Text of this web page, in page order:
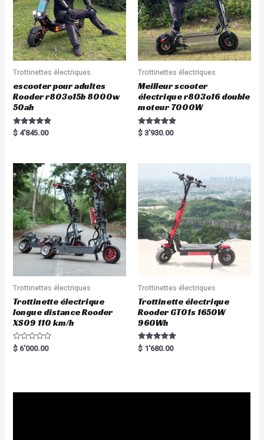
Trottinettes électriques
escooter pour adultes
Rooder r803o15b 8000w
50ah
Rated
5.00
$ 4'845.00
Trottinettes électriques
Meilleur scooter
électrique r803o16 double
moteur 7000W
Rated
5.00
$ 3'930.00
Trottinettes électriques
Trottinette électrique
longue distance Rooder
XS09 110 km/h
R
a
$ 6'000.00
Trottinettes électriques
Trottinette électrique
Rooder GT01s 1650W
960Wh
Rated
5.00
$ 1'680.00